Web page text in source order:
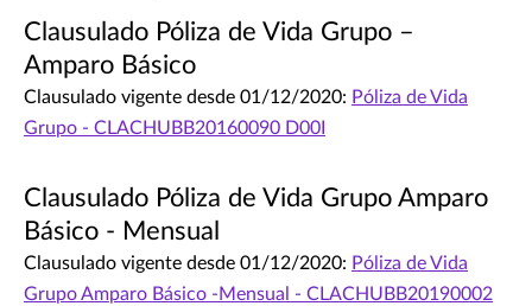
Clausulado Póliza de Vida Grupo –
Amparo Básico
Clausulado vigente desde 01/12/2020: Póliza de Vida
Grupo - CLACHUBB20160090 D00I
Clausulado Póliza de Vida Grupo Amparo
Básico - Mensual
Clausulado vigente desde 01/12/2020: Póliza de Vida
Grupo Amparo Básico -Mensual - CLACHUBB20190002